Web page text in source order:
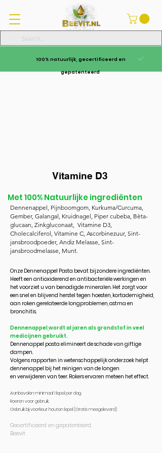
100% natuurlijk, gecertificeerd en
gepatenteerd
Vitamine D3
Met 100% Natuurlijke ingrediënten
Dennenappel, Pijnboomgom, Kurkuma/Curcuma,
Gember, Galangal, Kruidnagel, Piper cubeba, Bèta-
glucaan, Zinkgluconaat, Vitamine D3,
Cholecalciferol, Vitamine C, Ascorbinezuur, Sint-
jansbroodpoeder, Andiz Melasse, Sint-
jansbroodmelasse, Munt.
Onze Dennenappel Pasta bevat bijzondere ingrediënten.
Heeft een antioxiderend en antibacteriële werkingen en
het voorziet u van benodigde mineralen. Het zorgt voor
een snel en blijvend herstel tegen hoesten, kortademigheid,
aan roken gerelateerde longproblemen, astma en
bronchitis.
Dennenappelwordt al jaren als grondstof in veel
medicijnen gebruikt.
Dennenappel pasta elimineert de schade van giftige
dampen.
Volgens rapporten in wetenschappelijk onderzoek helpt
dennenappel bij het reinigen van de longen
en verwijderen van teer. Rokers ervaren meteen het effect.
Aanbevolen minimaal 1 lepel per dag.
Roeren voor gebruik.
Gebruik bij voorkeur houten lepel (Gratis meegeleverd)
Gecertificeerd en gepatenteerd.
Beevit